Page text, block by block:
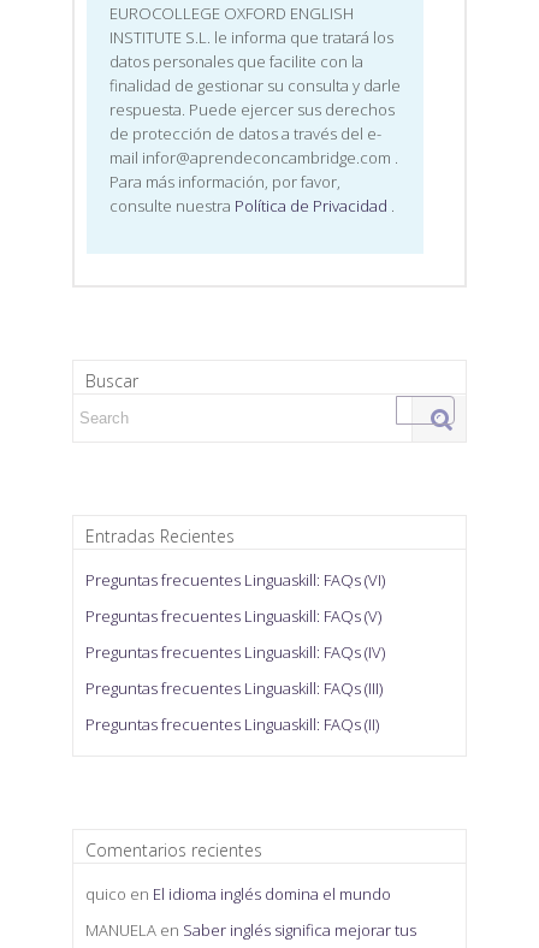
EUROCOLLEGE OXFORD ENGLISH
INSTITUTE S.L. le informa que tratará los
datos personales que facilite con la
finalidad de gestionar su consulta y darle
respuesta. Puede ejercer sus derechos
de protección de datos a través del e-
mail infor@aprendeconcambridge.com .
Para más información, por favor,
consulte nuestra Política de Privacidad .
Buscar
Entradas Recientes
Preguntas frecuentes Linguaskill: FAQs (VI)
Preguntas frecuentes Linguaskill: FAQs (V)
Preguntas frecuentes Linguaskill: FAQs (IV)
Preguntas frecuentes Linguaskill: FAQs (III)
Preguntas frecuentes Linguaskill: FAQs (II)
Comentarios recientes
quico en El idioma inglés domina el mundo
MANUELA en Saber inglés significa mejorar tus